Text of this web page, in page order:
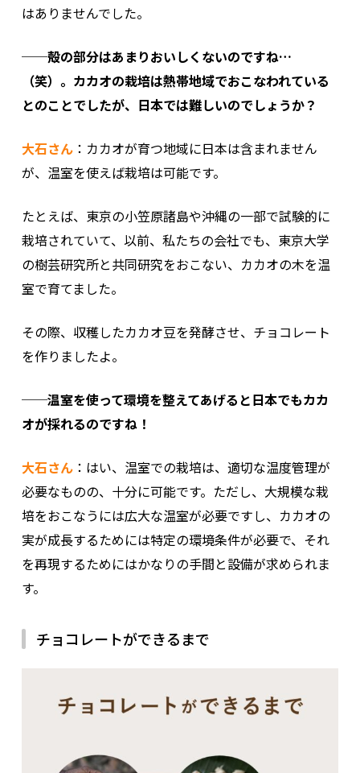
はありませんでした。
──殻の部分はあまりおいしくないのですね…
（笑）。カカオの栽培は熱帯地域でおこなわれている
とのことでしたが、日本では難しいのでしょうか？
大石さん：カカオが育つ地域に日本は含まれません
が、温室を使えば栽培は可能です。
たとえば、東京の小笠原諸島や沖縄の一部で試験的に
栽培されていて、以前、私たちの会社でも、東京大学
の樹芸研究所と共同研究をおこない、カカオの木を温
室で育てました。
その際、収穫したカカオ豆を発酵させ、チョコレート
を作りましたよ。
──温室を使って環境を整えてあげると日本でもカカ
オが採れるのですね！
大石さん：はい、温室での栽培は、適切な温度管理が
必要なものの、十分に可能です。ただし、大規模な栽
培をおこなうには広大な温室が必要ですし、カカオの
実が成長するためには特定の環境条件が必要で、それ
を再現するためにはかなりの手間と設備が求められま
す。
チョコレートができるまで